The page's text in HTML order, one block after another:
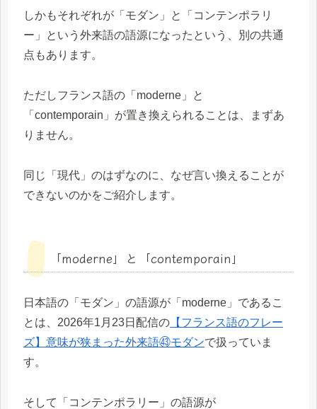
しかもそれぞれが「モダン」と「コンテンポラリ
ー」という外来語の語源になったという、別の共通
点もあります。
ただしフランス語の「moderne」と
「contemporain」が置き換えられることは、まずあ
りません。
同じ「現代」のはずなのに、なぜ言い換えることが
できないのかをご紹介します。
「moderne」と「contemporain」
日本語の「モダン」の語源が「moderne」であるこ
とは、2026年1月23日配信の 【フランス語のフレー
ズ】意味が狭まった外来語㊸モダンで扱っていま
す。
そして「コンテンポラリー」の語源が